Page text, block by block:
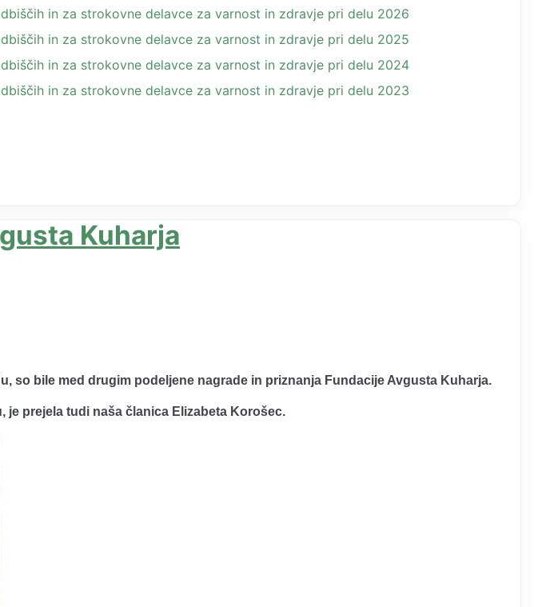
in za strokovne delavce za varnost in zdravje pri delu 2026
in za strokovne delavce za varnost in zdravje pri delu 2025
in za strokovne delavce za varnost in zdravje pri delu 2024
in za strokovne delavce za varnost in zdravje pri delu 2023
Kuharja
so bile med drugim podeljene nagrade in priznanja Fundacije Avgusta Kuharja.
je prejela tudi naša članica Elizabeta Korošec.